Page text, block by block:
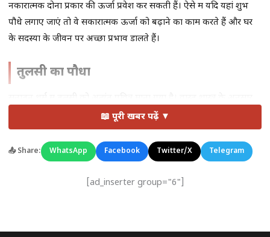
नकारात्मक दोनों प्रकार की ऊर्जा प्रवेश कर सकती हैं। ऐसे में यदि यहां शुभ
पौधे लगाए जाएं तो वे सकारात्मक ऊर्जा को बढ़ाने का काम करते हैं और घर
के सदस्यों के जीवन पर अच्छा प्रभाव डालते हैं।
तुलसी का पौधा
लगाने से घर में सकारात्मक ऊर्जा बनी रहती है।
मान्यता है कि तुलसी माता लक्ष्मी को प्रिय है, इसलिए जिस घर में तुलसी की
नियमित पूजा होती है वहां धन और सुख-समृद्धि का वास रहता है। तुलसी का
पौधा पूर्व या उत्तर-पूर्व दिशा में लगाना शुभ माना जाता है।
📖 पूरी खबर पढ़ें ▼
📤 Share: WhatsApp Facebook Twitter/X Telegram
[ad_inserter group="6"]